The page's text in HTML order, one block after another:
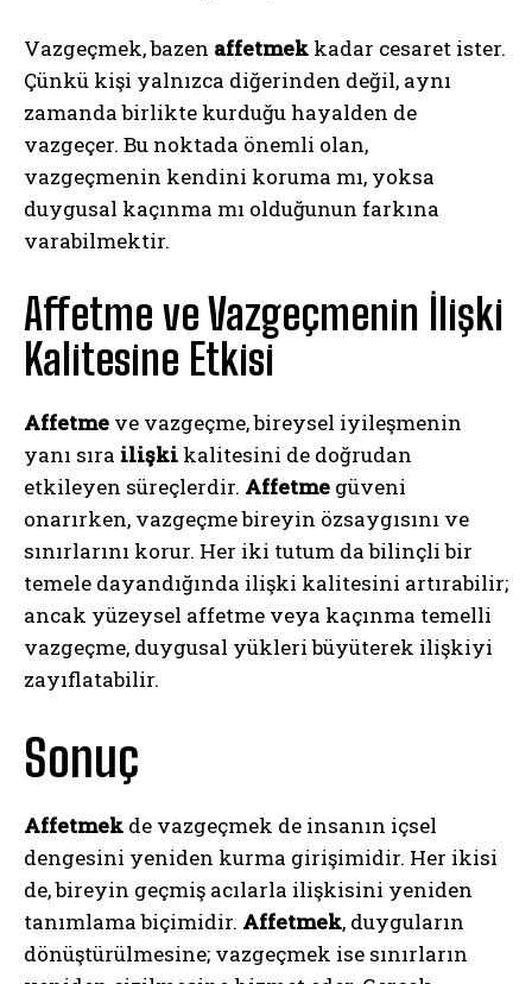
Vazgeçmek, bazen affetmek kadar cesaret ister.
Çünkü kişi yalnızca diğerinden değil, aynı
zamanda birlikte kurduğu hayalden de
vazgeçer. Bu noktada önemli olan,
vazgeçmenin kendini koruma mı, yoksa
duygusal kaçınma mı olduğunun farkına
varabilmektir.
Affetme ve Vazgeçmenin İlişki
Kalitesine Etkisi
Affetme ve vazgeçme, bireysel iyileşmenin
yanı sıra ilişki kalitesini de doğrudan
etkileyen süreçlerdir. Affetme güveni
onarırken, vazgeçme bireyin özsaygısını ve
sınırlarını korur. Her iki tutum da bilinçli bir
temele dayandığında ilişki kalitesini artırabilir;
ancak yüzeysel affetme veya kaçınma temelli
vazgeçme, duygusal yükleri büyüterek ilişkiyi
zayıflatabilir.
Sonuç
Affetmek de vazgeçmek de insanın içsel
dengesini yeniden kurma girişimidir. Her ikisi
de, bireyin geçmiş acılarla ilişkisini yeniden
tanımlama biçimidir. Affetmek, duyguların
dönüştürülmesine; vazgeçmek ise sınırların